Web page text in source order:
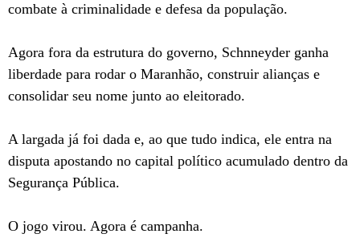
combate à criminalidade e defesa da população.
Agora fora da estrutura do governo, Schnneyder ganha
liberdade para rodar o Maranhão, construir alianças e
consolidar seu nome junto ao eleitorado.
A largada já foi dada e, ao que tudo indica, ele entra na
disputa apostando no capital político acumulado dentro da
Segurança Pública.
O jogo virou. Agora é campanha.